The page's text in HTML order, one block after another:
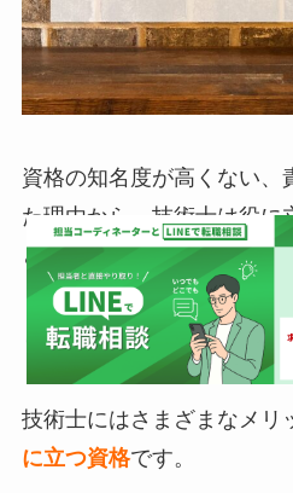
資格の知名度が高くない、
た理由から、技術士は役に
とがあります。
しかし、それは一方的な意
技術士にはさまざまなメリ
に立つ資格です。